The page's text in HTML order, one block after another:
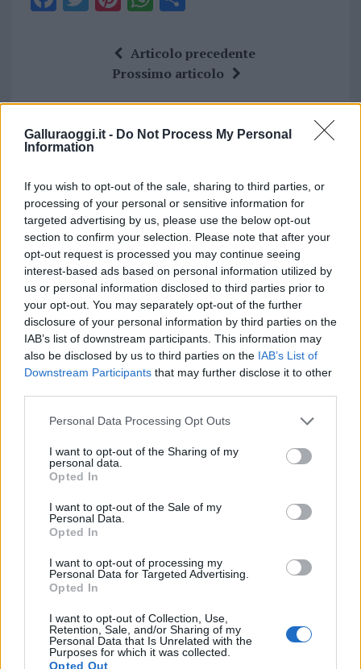
Galluraoggi.it - Do Not Process My Personal
Information
If you wish to opt-out of the sale, sharing to third parties, or
processing of your personal or sensitive information for
targeted advertising by us, please use the below opt-out
section to confirm your selection. Please note that after your
opt-out request is processed you may continue seeing
interest-based ads based on personal information utilized by
us or personal information disclosed to third parties prior to
your opt-out. You may separately opt-out of the further
disclosure of your personal information by third parties on the
IAB’s list of downstream participants. This information may
also be disclosed by us to third parties on the IAB’s List of
Downstream Participants that may further disclose it to other
Please note that this website/app uses one or more Google
not limited to your visit or usage behaviour. You may click to
grant or deny consent to Google and its third-party tags to
use your data for below specified purposes in below Google
consent section.
Personal Data Processing Opt Outs
I want to opt-out of the Sharing of my
personal data.
Opted In
I want to opt-out of the Sale of my
Personal Data.
Opted In
I want to opt-out of processing my
Personal Data for Targeted Advertising.
Opted In
I want to opt-out of Collection, Use,
Retention, Sale, and/or Sharing of my
Personal Data that Is Unrelated with the
Purposes for which it was collected.
Opted Out
o
o
k
r
te
re
st
at
s
A
p
a
re
Articolo precedente
Prossimo articolo
NOTIZIE RECENTI
Incendi, a San Pasquale arriva il Campo Base:
l’inaugurazione
Andrea Mura conquista Palau: grande
partecipazione per il suo racconto
Calangianus, allarme sul centro accoglienza
minori, Albieri: “Episodi gravissimi”
Gallura, finti clienti svuotano le suite: furto da
50mila nel resort
Meteo Olbia 7 agosto, sole e caldo tornano
protagonisti
Test tunnel Olbia: rampe chiuse ancora fino a
amate dell’estate 2026